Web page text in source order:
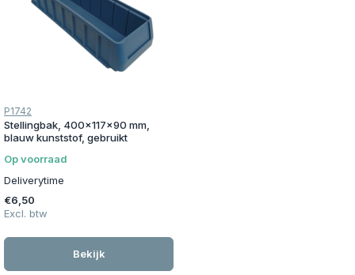
P1742
Stellingbak, 400x117x90 mm,
blauw kunststof, gebruikt
Op voorraad
Deliverytime
€6,50
Excl. btw
Bekijk